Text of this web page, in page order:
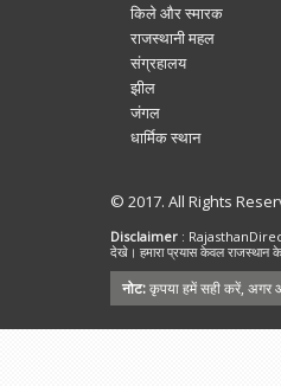
किले और स्मारक
राजस्थानी महल
संग्रहालय
झील
जंगल
धार्मिक स्थान
© 2017. All Rights
Disclaimer :
देखे। हमारा प्रयास केवल राजस्थान
नोट:कृपया हमें सही करें, अगर